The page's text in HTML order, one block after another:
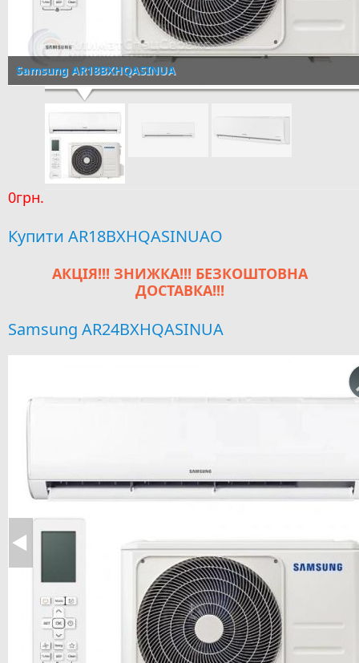
Samsung AR18BXHQASINUA
0грн.
Купити AR18BXHQASINUAO
АКЦІЯ!!! ЗНИЖКА!!! БЕЗКОШТОВНА
ДОСТАВКА!!!
Samsung AR24BXHQASINUA